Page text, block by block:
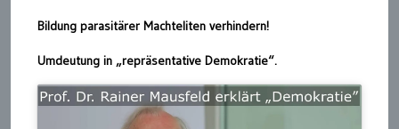
Bildung parasitärer Machteliten verhindern!
Umdeutung in „repräsentative Demokratie“.